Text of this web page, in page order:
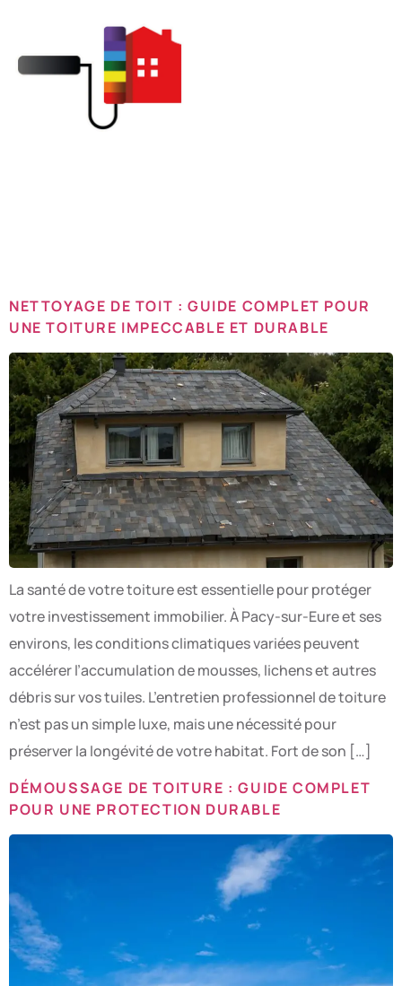
NETTOYAGE DE TOIT : GUIDE COMPLET POUR
UNE TOITURE IMPECCABLE ET DURABLE
La santé de votre toiture est essentielle pour protéger
votre investissement immobilier. À Pacy-sur-Eure et ses
environs, les conditions climatiques variées peuvent
accélérer l’accumulation de mousses, lichens et autres
débris sur vos tuiles. L’entretien professionnel de toiture
n’est pas un simple luxe, mais une nécessité pour
préserver la longévité de votre habitat. Fort de son […]
DÉMOUSSAGE DE TOITURE : GUIDE COMPLET
POUR UNE PROTECTION DURABLE